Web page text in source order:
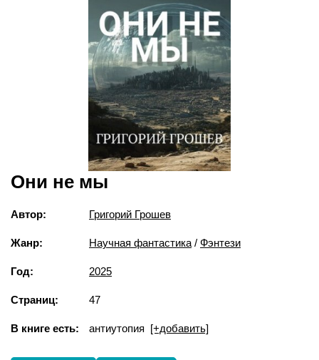
Они не мы
Автор: Григорий Грошев
Жанр: Научная фантастика / Фэнтези
Год: 2025
Страниц: 47
В книге есть: антиутопия [+добавить]